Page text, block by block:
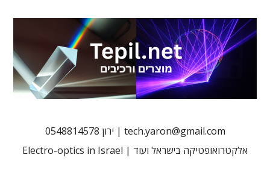
0548814578 ירון | tech.yaron@gmail.com
Electro-optics in Israel | אלקטרואופטיקה בישראל ועוד